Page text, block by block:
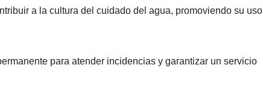
a la cultura del cuidado del agua, promoviendo su uso
para atender incidencias y garantizar un servicio